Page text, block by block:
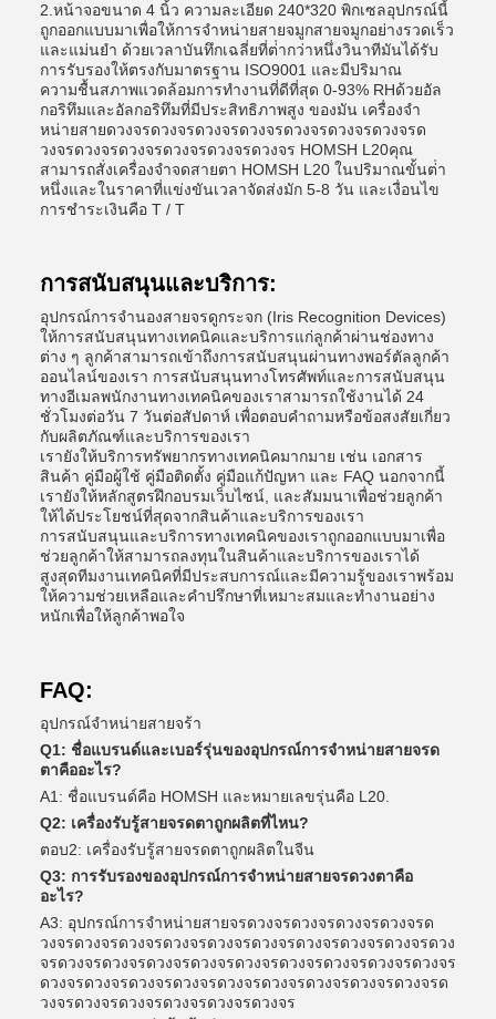
2.หน้าจอขนาด 4 นิ้ว ความละเอียด 240*320 พิกเซลอุปกรณ์นี้
ถูกออกแบบมาเพื่อให้การจําหน่ายสายจมูกสายจมูกอย่างรวดเร็ว
และแม่นยํา ด้วยเวลาบันทึกเฉลี่ยที่ต่ํากว่าหนึ่งวินาทีมันได้รับ
การรับรองให้ตรงกับมาตรฐาน ISO9001 และมีปริมาณ
ความชื้นสภาพแวดล้อมการทํางานที่ดีที่สุด 0-93% RHด้วยอัล
กอริทึมและอัลกอริทึมที่มีประสิทธิภาพสูง ของมัน เครื่องจํา
หน่ายสายดวงจรดวงจรดวงจรดวงจรดวงจรดวงจรดวงจรด
วงจรดวงจรดวงจรดวงจรดวงจรดวงจร HOMSH L20คุณ
สามารถสั่งเครื่องจําจดสายตา HOMSH L20 ในปริมาณขั้นต่ํา
หนึ่งและในราคาที่แข่งขันเวลาจัดส่งมัก 5-8 วัน และเงื่อนไข
การชําระเงินคือ T / T
การสนับสนุนและบริการ:
อุปกรณ์การจํานองสายจรดูกระจก (Iris Recognition Devices)
ให้การสนับสนุนทางเทคนิคและบริการแก่ลูกค้าผ่านช่องทาง
ต่าง ๆ ลูกค้าสามารถเข้าถึงการสนับสนุนผ่านทางพอร์ตัลลูกค้า
ออนไลน์ของเรา การสนับสนุนทางโทรศัพท์และการสนับสนุน
ทางอีเมลพนักงานทางเทคนิคของเราสามารถใช้งานได้ 24
ชั่วโมงต่อวัน 7 วันต่อสัปดาห์ เพื่อตอบคําถามหรือข้อสงสัยเกี่ยว
กับผลิตภัณฑ์และบริการของเรา
เรายังให้บริการทรัพยากรทางเทคนิคมากมาย เช่น เอกสาร
สินค้า คู่มือผู้ใช้ คู่มือติดตั้ง คู่มือแก้ปัญหา และ FAQ นอกจากนี้
เรายังให้หลักสูตรฝึกอบรมเว็บไซน์, และสัมมนาเพื่อช่วยลูกค้า
ให้ได้ประโยชน์ที่สุดจากสินค้าและบริการของเรา
การสนับสนุนและบริการทางเทคนิคของเราถูกออกแบบมาเพื่อ
ช่วยลูกค้าให้สามารถลงทุนในสินค้าและบริการของเราได้
สูงสุดทีมงานเทคนิคที่มีประสบการณ์และมีความรู้ของเราพร้อม
ให้ความช่วยเหลือและคําปรึกษาที่เหมาะสมและทํางานอย่าง
หนักเพื่อให้ลูกค้าพอใจ
FAQ:
อุปกรณ์จําหน่ายสายจร้า
Q1: ชื่อแบรนด์และเบอร์รุ่นของอุปกรณ์การจําหน่ายสายจรด
ตาคืออะไร?
A1: ชื่อแบรนด์คือ HOMSH และหมายเลขรุ่นคือ L20.
Q2: เครื่องรับรู้สายจรดตาถูกผลิตที่ไหน?
ตอบ2: เครื่องรับรู้สายจรดตาถูกผลิตในจีน
Q3: การรับรองของอุปกรณ์การจําหน่ายสายจรดวงตาคือ
อะไร?
A3: อุปกรณ์การจําหน่ายสายจรดวงจรดวงจรดวงจรดวงจรด
วงจรดวงจรดวงจรดวงจรดวงจรดวงจรดวงจรดวงจรดวงจรดวง
จรดวงจรดวงจรดวงจรดวงจรดวงจรดวงจรดวงจรดวงจรดวงจร
ดวงจรดวงจรดวงจรดวงจรดวงจรดวงจรดวงจรดวงจรดวงจรด
วงจรดวงจรดวงจรดวงจรดวงจรดวงจร